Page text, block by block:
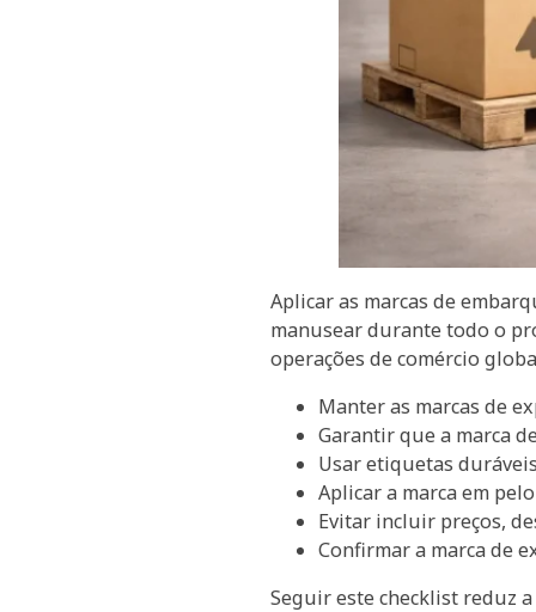
Aplicar as marcas de
manusear durante todo o
operações de comércio
Manter as marcas de
Garantir que a marca
Usar etiquetas
Aplicar a marca em
Evitar incluir preços,
Confirmar a marca de
Seguir este checklist reduz